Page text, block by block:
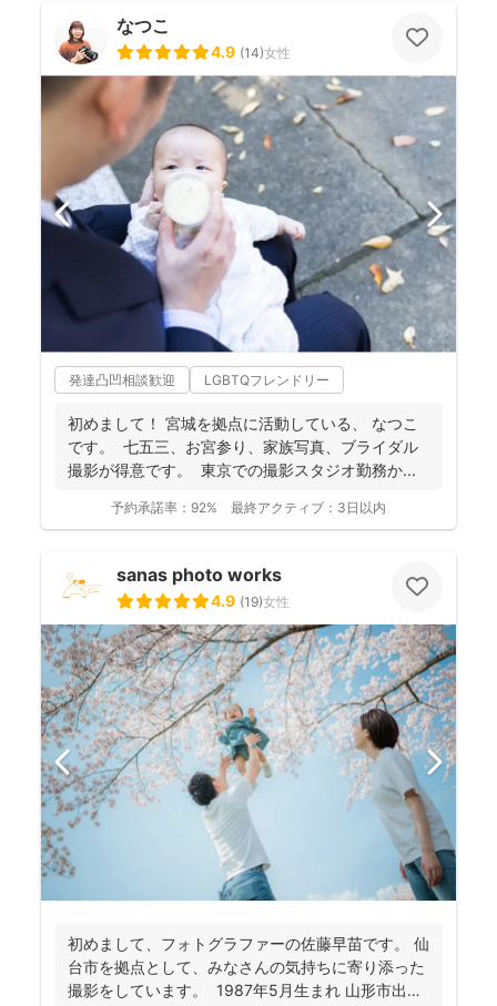
なつこ
4.9 (14)女性
発達凸凹相談歓迎 LGBTQフレンドリー
初めまして！ 宮城を拠点に活動している、 なつこ
です。 七五三、お宮参り、家族写真、ブライダル
撮影が得意です。 東京での撮影スタジオ勤務か...
予約承諾率： 92% 最終アクティブ： 3日以内
sanas photo works
4.9 (19)女性
初めまして、フォトグラファーの佐藤早苗です。 仙
台市を拠点として、みなさんの気持ちに寄り添った
撮影をしています。 1987年5月生まれ 山形市出